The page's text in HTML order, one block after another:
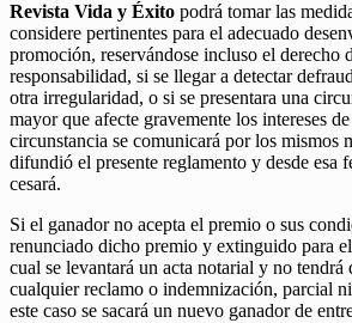
Revista Vida y Éxito podrá tomar las
considere pertinentes para el adecuado
promoción, reservándose incluso el derecho
responsabilidad, si se llegar a detectar
otra irregularidad, o si se presentara una
mayor que afecte gravemente los intereses
circunstancia se comunicará por los mismos
difundió el presente reglamento y desde esa
cesará.
Si el ganador no acepta el premio o sus
renunciado dicho premio y extinguido para
cual se levantará un acta notarial y no tendrá
cualquier reclamo o indemnización, parcial
este caso se sacará un nuevo ganador de